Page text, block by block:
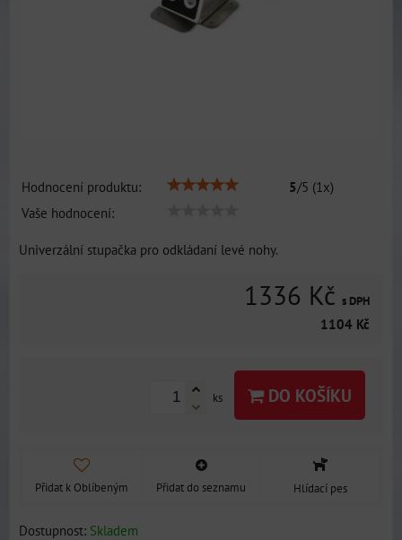
Hodnocení produktu: 5/5 (1x)
Vaše hodnocení:
Univerzální stupačka pro odkládaní levé nohy.
1336 Kč s DPH
1104 Kč
ks DO KOŠÍKU
Přidat k Oblíbeným Přidat do seznamu Hlídací pes
Dostupnost: Skladem